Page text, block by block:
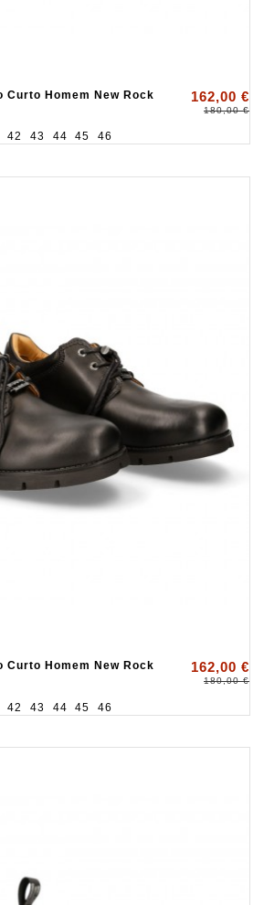
Curto Homem New Rock
162,00 €
180,00 €
42 43 44 45 46
Curto Homem New Rock
162,00 €
180,00 €
42 43 44 45 46